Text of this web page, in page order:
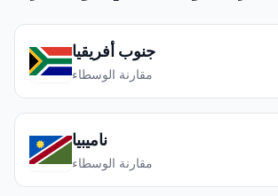
جنوب أفريقيا
مقارنة الوسطاء
ناميبيا
مقارنة الوسطاء